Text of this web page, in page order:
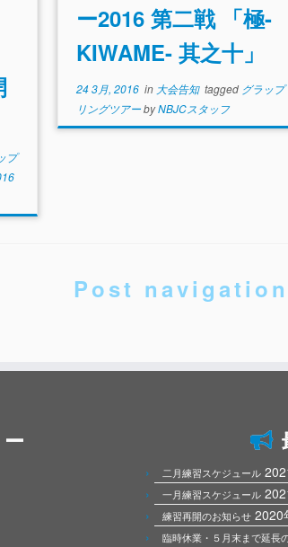
プ
ー2016 第二戦 「極-
KIWAME- 其之十」
24 3月, 2016in 大会告知 tagged グラップ
リングツアーbyNBJCスタッフ
Post navigation
二月練習スケジュール
一月練習スケジュール
練習再開のお知らせ 2020
臨時休業・５月末まで延長